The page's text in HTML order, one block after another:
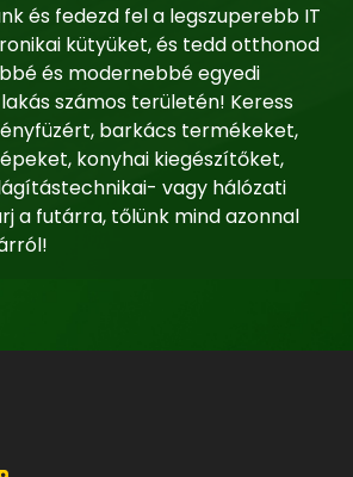
és fedezd fel a legszuperebb IT
kütyüket, és tedd otthonod
és modernebbé egyedi
számos területén! Keress
barkács termékeket,
konyhai kiegészítőket,
vagy hálózati
a futárra, tőlünk mind azonnal